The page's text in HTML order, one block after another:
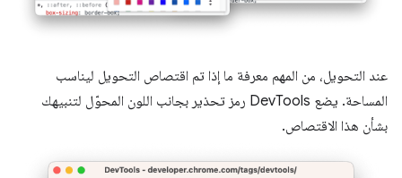
عند التحويل، من المهم معرفة ما إذا تم اقتصاص التحويل ليناسب
المساحة. يضع DevTools رمز تحذير بجانب اللون المحوّل لتنبيهك
بشأن هذا الاقتصاص.